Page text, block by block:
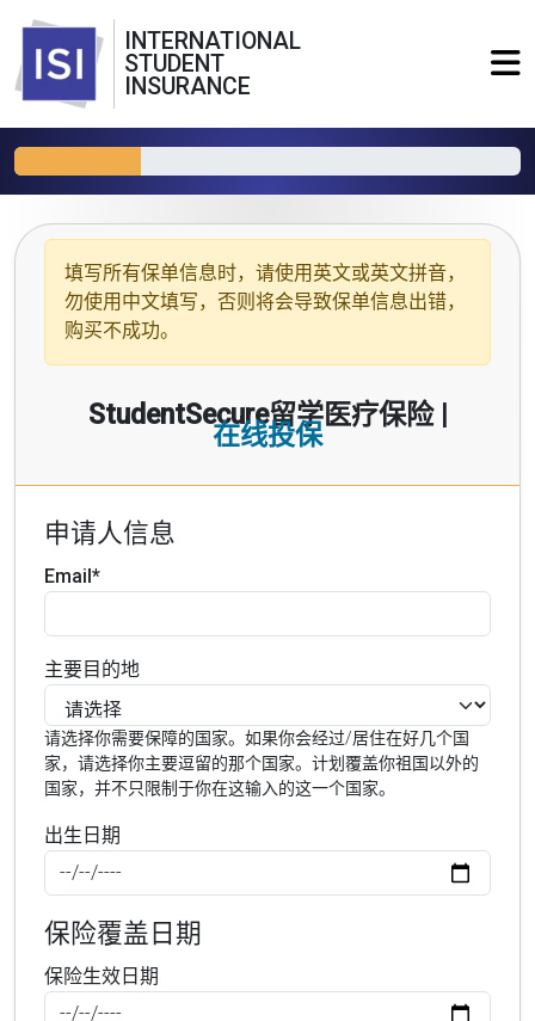
INTERNATIONAL
STUDENT
INSURANCE
填写所有保单信息时，请使用 英文或英文拼音，
勿使用中文填写，否则将会导致保单信息出错，
购买不成功。
StudentSecure留学医疗保险 |
在线投保
申请人信息
Email*
主要目的地
请选择你需要保障的国家。如果你会经过/居住在好几个国
家，请选择你主要逗留的那个国家。计划覆盖你祖国以外的
国家，并不只限制于你在这输入的这一个国家。
出生日期
保险覆盖日期
保险生效日期